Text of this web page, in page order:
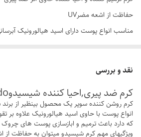
حفاظت از اشعه مضرUV
مناسب انواع پوست دارای اسید هیالورونیک
نقد و بررسی
کرم ضد پیری,احیا کننده شیسیدوShiseido
کرم روشن کننده سوپر یک محصول بینظیر از برند
انواع پوست با حاوی اسید هیالورونیک علاوه بر
که دارد باعث ترمیم و ابازسازی پوست های
ویژگیهای مهم کرم شیسیدو میتوان به حفاظت